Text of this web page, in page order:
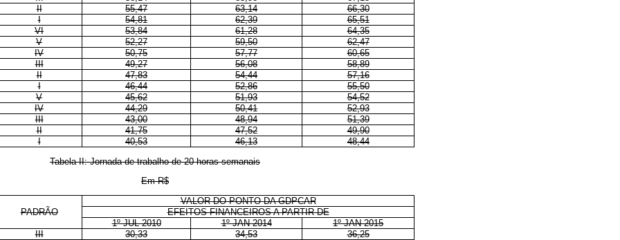
II
55,47 63,14
66,30
I
54,81 62,39 65,51
VI 53,84 61,28
64,35
V
52,27 59,50
62,47
IV
50,75 57,77
60,65
III
49,27 56,08
58,89
II
47,83 54,44
57,16
I
46,44 52,86 55,50
V 45,62 51,93
54,52
IV
44,29 50,41
52,93
III
43,00 48,94
51,39
II
41,75 47,52
49,90
I
40,53 46,13
48,44
Tabela II: Jornada de trabalho de 20 horas semanais
Em R$
PADRÃO
VALOR DO PONTO DA GDPCAR
EFEITOS FINANCEIROS A PARTIR DE
1º JUL 2010
1º JAN 2014
1º JAN 2015
III
30,33 34,53 36,25